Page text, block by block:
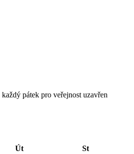
pátek pro veřejnost uzavřen
Út
St